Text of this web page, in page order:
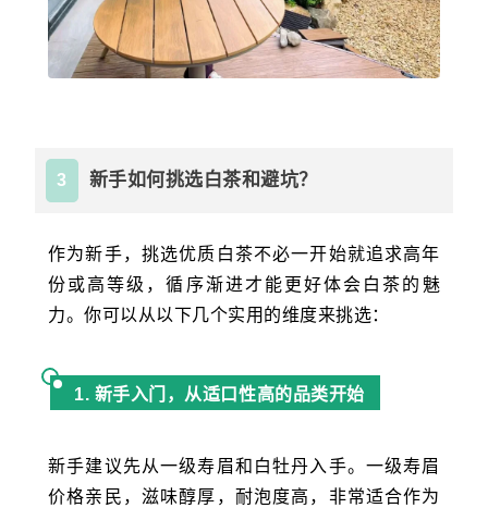
3 新手如何挑选白茶和避坑？
作为新手，挑选优质白茶不必一开始就追求高年
份或高等级，循序渐进才能更好体会白茶的魅
力。你可以从以下几个实用的维度来挑选：
1. 新手入门，从适口性高的品类开始
新手建议先从一级寿眉和白牡丹入手。一级寿眉
价格亲民，滋味醇厚，耐泡度高，非常适合作为